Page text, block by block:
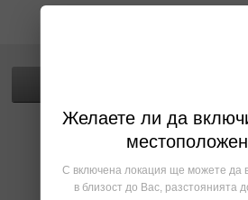
Желаете ли да
С включена локация ще можете да
в близост до Вас, разстоянията